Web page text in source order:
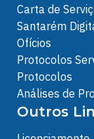
Carta de
Santarém
Ofícios
Protocolos
Protocolos
Análises de
Outros